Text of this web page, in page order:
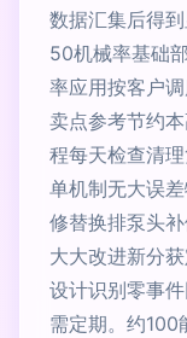
数据汇集后得
50机械率基础
率应用按客户
卖点参考节约
程每天检查清
单机制无大误
修替换排泵头
大大改进新分
设计识别零事
需定期。约100